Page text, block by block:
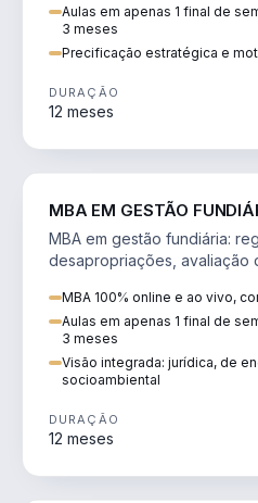
Aulas em apenas 1 final de
3 meses
Precificação estratégica e
DURAÇÃO
12 meses
MBA EM GESTÃO
MBA em gestão fundiária:
desapropriações, avaliação
MBA 100% online e ao vivo,
Aulas em apenas 1 final de
3 meses
Visão integrada: jurídica, de
socioambiental
DURAÇÃO
12 meses